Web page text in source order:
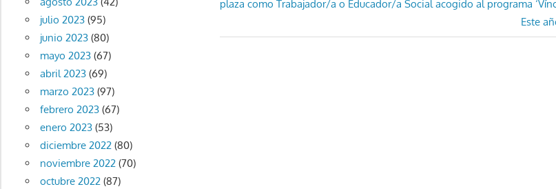
de
entradas
anterior:
plaza como Trabajador/a o Educador/a Social acogido al programa
Entrada
Este
julio 2023(95)
junio 2023(80)
mayo 2023(67)
abril 2023(69)
marzo 2023(97)
febrero 2023(67)
enero 2023(53)
diciembre 2022(80)
noviembre 2022(70)
octubre 2022(87)